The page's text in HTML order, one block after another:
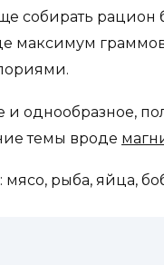
собирать
максимум
и однообразное,
темы вроде